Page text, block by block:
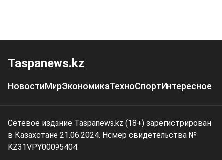
Taspanews.kz
НовостиМирЭкономикаТехноСпортИнтересное
Сетевое издание Taspanews.kz (18+) зарегистрирован
в Казахстане 21.06.2024. Номер свидетельства №
KZ31VPY00095404.